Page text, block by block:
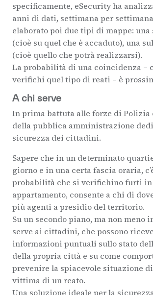
specificamente, eSecurity ha
anni di dati, settimana per
elaborato poi due tipi di mappe: una
(cioè su quel che è accaduto), una
(cioè quello che potrà realizzarsi).
La probabilità di una coincidenza –
verifichi quel tipo di reati – è
A chi serve
In prima battuta alle forze di Polizia
della pubblica amministrazione
sicurezza dei cittadini.
Sapere che in un determinato
giorno e in una certa fascia oraria,
probabilità che si verifichino furti in
appartamento, consente a chi di
più agenti a presidio del territorio.
Su un secondo piano, ma non meno
serve ai cittadini, che possono
informazioni puntuali sullo stato
della propria città e su come
prevenire la spiacevole situazione
vittima di un reato.
Una soluzione ideale per la